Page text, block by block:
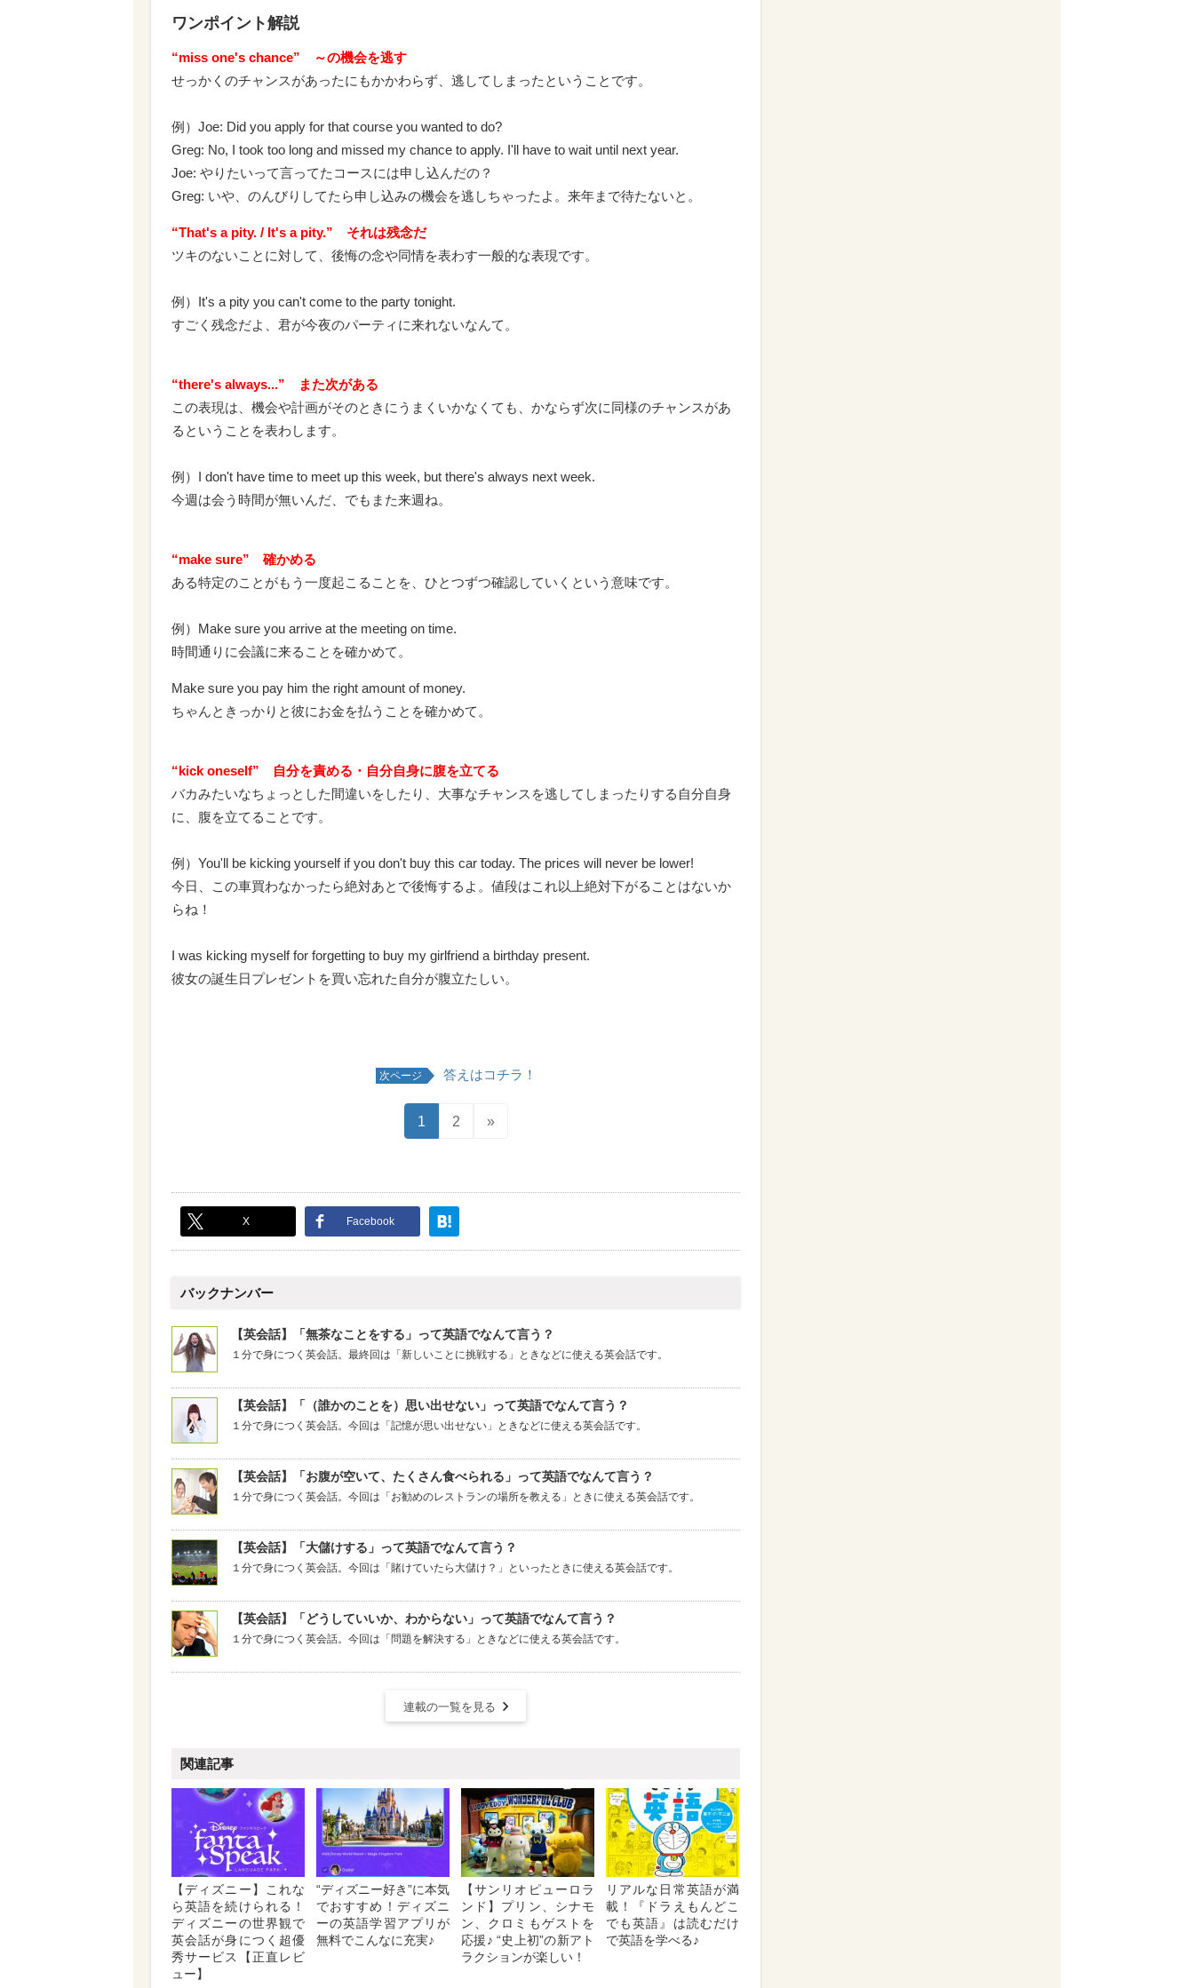
ワンポイント解説
“miss one's chance” ～の機会を逃す
せっかくのチャンスがあったにもかかわらず、逃してしまったということです。
例）Joe: Did you apply for that course you wanted to do?
Greg: No, I took too long and missed my chance to apply. I'll have to wait until next year.
Joe: やりたいって言ってたコースには申し込んだの？
Greg: いや、のんびりしてたら申し込みの機会を逃しちゃったよ。来年まで待たないと。
“That's a pity. / It's a pity.” それは残念だ
ツキのないことに対して、後悔の念や同情を表わす一般的な表現です。
例）It's a pity you can't come to the party tonight.
すごく残念だよ、君が今夜のパーティに来れないなんて。
“there's always...” また次がある
この表現は、機会や計画がそのときにうまくいかなくても、かならず次に同様のチャンスがあ
るということを表わします。
例）I don't have time to meet up this week, but there's always next week.
今週は会う時間が無いんだ、でもまた来週ね。
“make sure” 確かめる
ある特定のことがもう一度起こることを、ひとつずつ確認していくという意味です。
例）Make sure you arrive at the meeting on time.
時間通りに会議に来ることを確かめて。
Make sure you pay him the right amount of money.
ちゃんときっかりと彼にお金を払うことを確かめて。
“kick oneself” 自分を責める・自分自身に腹を立てる
バカみたいなちょっとした間違いをしたり、大事なチャンスを逃してしまったりする自分自身
に、腹を立てることです。
例）You'll be kicking yourself if you don't buy this car today. The prices will never be lower!
今日、この車買わなかったら絶対あとで後悔するよ。値段はこれ以上絶対下がることはないか
らね！
I was kicking myself for forgetting to buy my girlfriend a birthday present.
彼女の誕生日プレゼントを買い忘れた自分が腹立たしい。
次ページ 答えはコチラ！
1 2 »
X Facebook
バックナンバー
【英会話】「無茶なことをする」って英語でなんて言う？
１分で身につく英会話。最終回は「新しいことに挑戦する」ときなどに使える英会話です。
【英会話】「（誰かのことを）思い出せない」って英語でなんて言う？
１分で身につく英会話。今回は「記憶が思い出せない」ときなどに使える英会話です。
【英会話】「お腹が空いて、たくさん食べられる」って英語でなんて言う？
１分で身につく英会話。今回は「お勧めのレストランの場所を教える」ときに使える英会話です。
【英会話】「大儲けする」って英語でなんて言う？
１分で身につく英会話。今回は「賭けていたら大儲け？」といったときに使える英会話です。
【英会話】「どうしていいか、わからない」って英語でなんて言う？
１分で身につく英会話。今回は「問題を解決する」ときなどに使える英会話です。
連載の一覧を見る
関連記事
【ディズニー】これな
ら英語を続けられる！
ディズニーの世界観で
英会話が身につく超優
秀サービス【正直レビ
ュー】
“ディズニー好き”に本気
でおすすめ！ディズニ
ーの英語学習アプリが
無料でこんなに充実♪
【サンリオピューロラ
ンド】プリン、シナモ
ン、クロミもゲストを
応援♪ “史上初”の新アト
ラクションが楽しい！
リアルな日常英語が満
載！『ドラえもんどこ
でも英語』は読むだけ
で英語を学べる♪